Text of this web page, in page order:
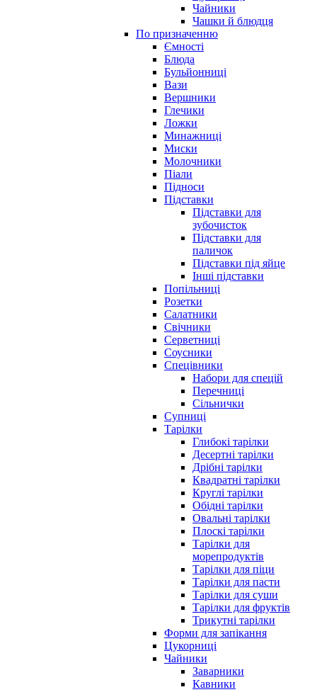
Чайники
Чашки й блюдця
По призначенню
Ємності
Блюда
Бульйонниці
Вази
Вершники
Глечики
Ложки
Минажниці
Миски
Молочники
Піали
Підноси
Підставки
Підставки для
зубочисток
Підставки для
паличок
Підставки під яйце
Інші підставки
Попільниці
Розетки
Салатники
Свічники
Серветниці
Соусники
Спецівники
Набори для спецій
Перечниці
Сільнички
Супниці
Тарілки
Глибокі тарілки
Десертні тарілки
Дрібні тарілки
Квадратні тарілки
Круглі тарілки
Обідні тарілки
Овальні тарілки
Плоскі тарілки
Тарілки для
морепродуктів
Тарілки для піци
Тарілки для пасти
Тарілки для суши
Тарілки для фруктів
Трикутні тарілки
Форми для запікання
Цукорниці
Чайники
Заварники
Кавники